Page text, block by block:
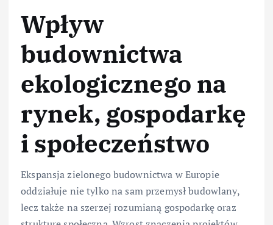
Wpływ
budownictwa
ekologicznego na
rynek, gospodarkę
i społeczeństwo
Ekspansja zielonego budownictwa w Europie
oddziałuje nie tylko na sam przemysł budowlany,
lecz także na szerzej rozumianą gospodarkę oraz